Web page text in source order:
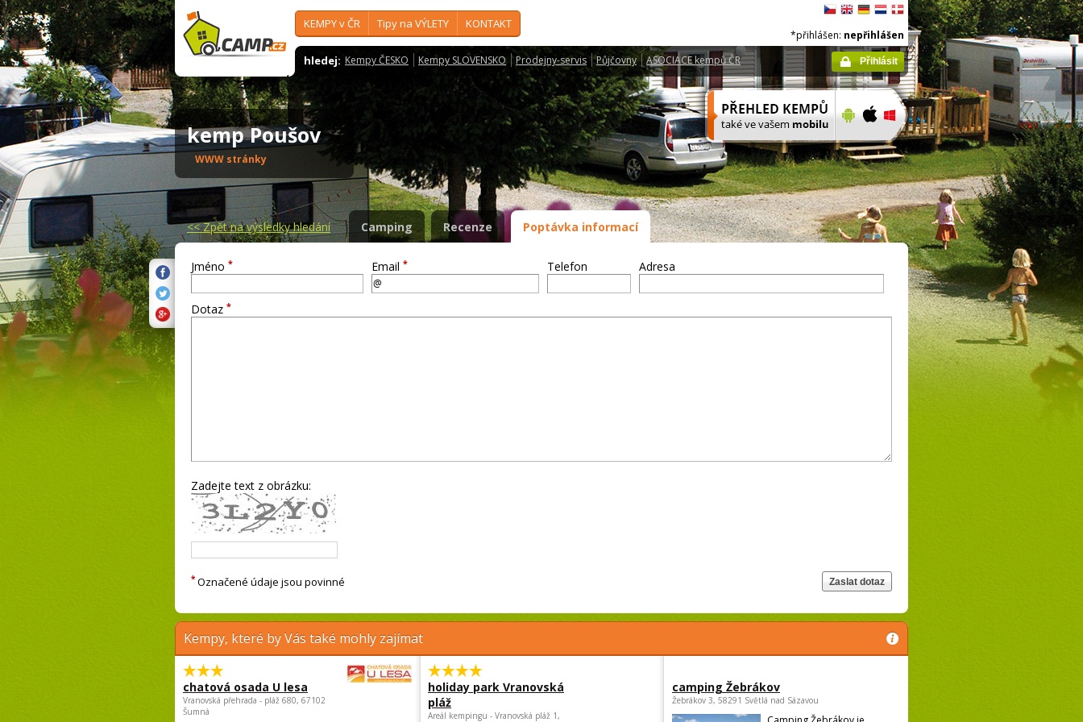
KEMPY v ČR Tipy na VÝLETY KONTAKT
hledej: Kempy ČESKO Kempy SLOVENSKO Prodejny-servis Půjčovny ASOCIACE kempů ČR
*přihlášen: nepřihlášen
Přihlásit
kemp Poušov
WWW stránky
<<Zpět na výsledky hledání Camping Recenze Poptávka informací
Jméno * Email * Telefon Adresa
Dotaz *
Zadejte text z obrázku:
* Označené údaje jsou povinné
Kempy, které by Vás také mohly zajímat
chatová osada U lesa
Vranovská přehrada - pláž 680, 67102
Šumná
holiday park Vranovská
pláž
Areál kempingu - Vranovská pláž 1,
camping Žebrákov
Žebrákov 3, 58291 Světlá nad Sázavou